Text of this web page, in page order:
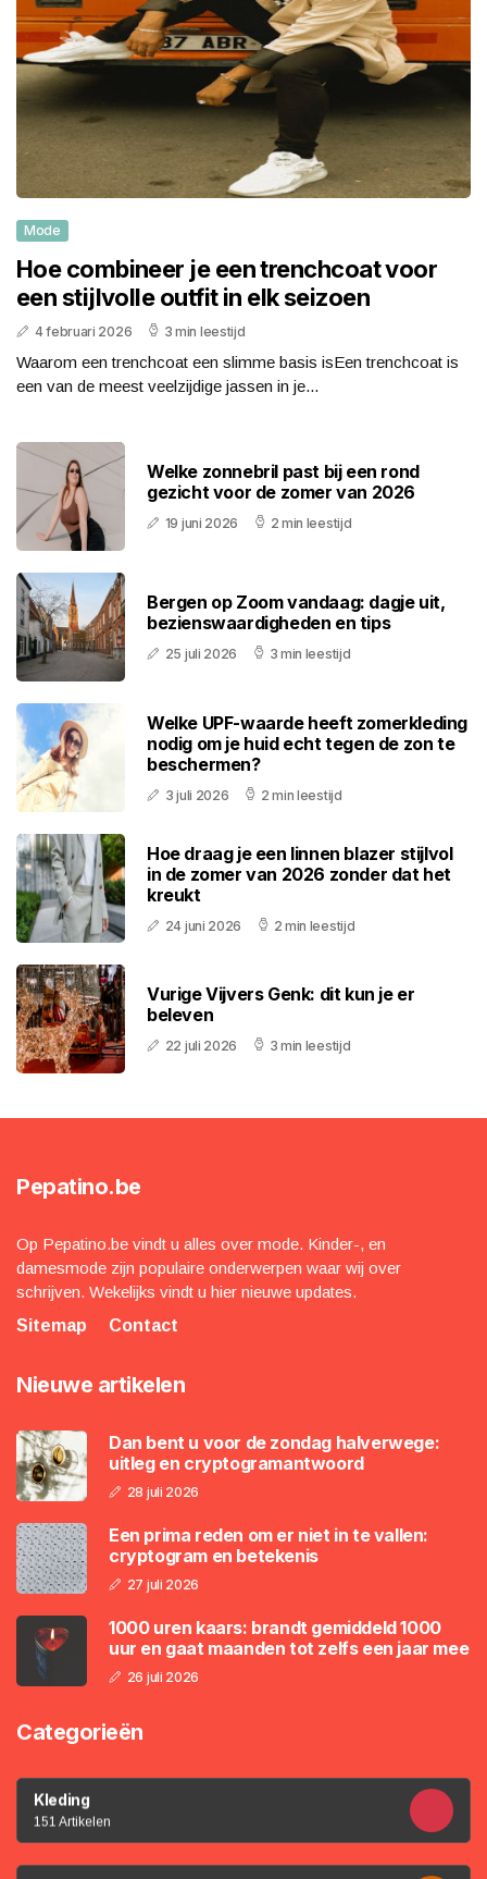
Mode
Hoe combineer je een trenchcoat voor
een stijlvolle outfit in elk seizoen
4 februari 2026 3 min leestijd
Waarom een trenchcoat een slimme basis isEen trenchcoat is
een van de meest veelzijdige jassen in je...
Welke zonnebril past bij een rond
gezicht voor de zomer van 2026
19 juni 2026 2 min leestijd
Bergen op Zoom vandaag: dagje uit,
bezienswaardigheden en tips
25 juli 2026 3 min leestijd
Welke UPF-waarde heeft zomerkleding
nodig om je huid echt tegen de zon te
beschermen?
3 juli 2026 2 min leestijd
Hoe draag je een linnen blazer stijlvol
in de zomer van 2026 zonder dat het
kreukt
24 juni 2026 2 min leestijd
Vurige Vijvers Genk: dit kun je er
beleven
22 juli 2026 3 min leestijd
Pepatino.be
Op Pepatino.be vindt u alles over mode. Kinder-, en
damesmode zijn populaire onderwerpen waar wij over
schrijven. Wekelijks vindt u hier nieuwe updates.
Sitemap
Contact
Nieuwe artikelen
Dan bent u voor de zondag halverwege:
uitleg en cryptogramantwoord
28 juli 2026
Een prima reden om er niet in te vallen:
cryptogram en betekenis
27 juli 2026
1000 uren kaars: brandt gemiddeld 1000
uur en gaat maanden tot zelfs een jaar mee
26 juli 2026
Categorieën
Kleding
151 Artikelen